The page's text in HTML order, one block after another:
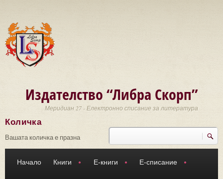
Издателство “Либра Скорп”
Меридиан 27 - Електронно списание за литература
Търси
Количка
Вашата количка е празна
Начало Книги Е-книги Е-списание